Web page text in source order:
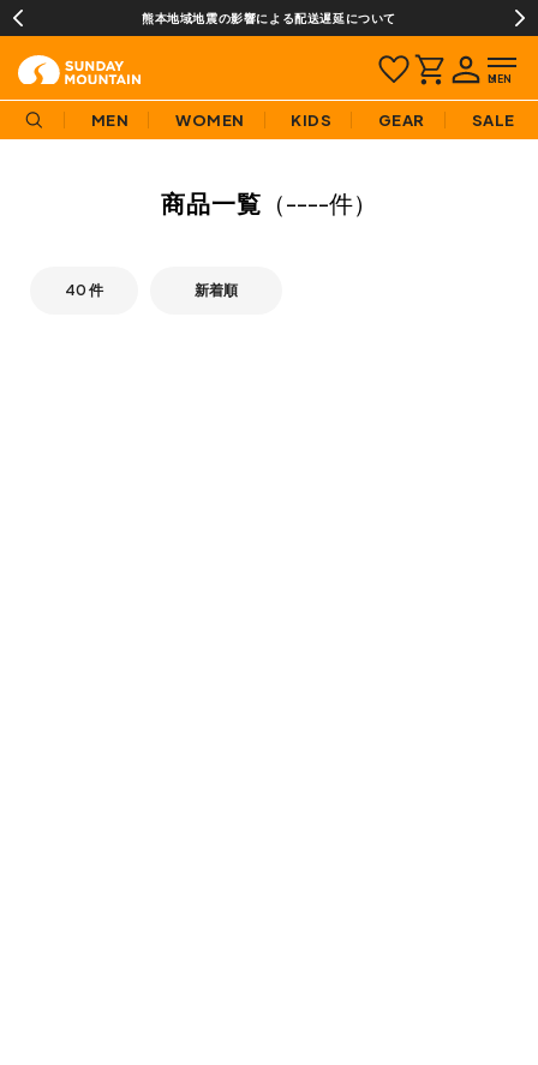
熊本地域地震の影響による配送遅延について
MEN WOMEN KIDS GEAR SALE
商品一覧 （----件）